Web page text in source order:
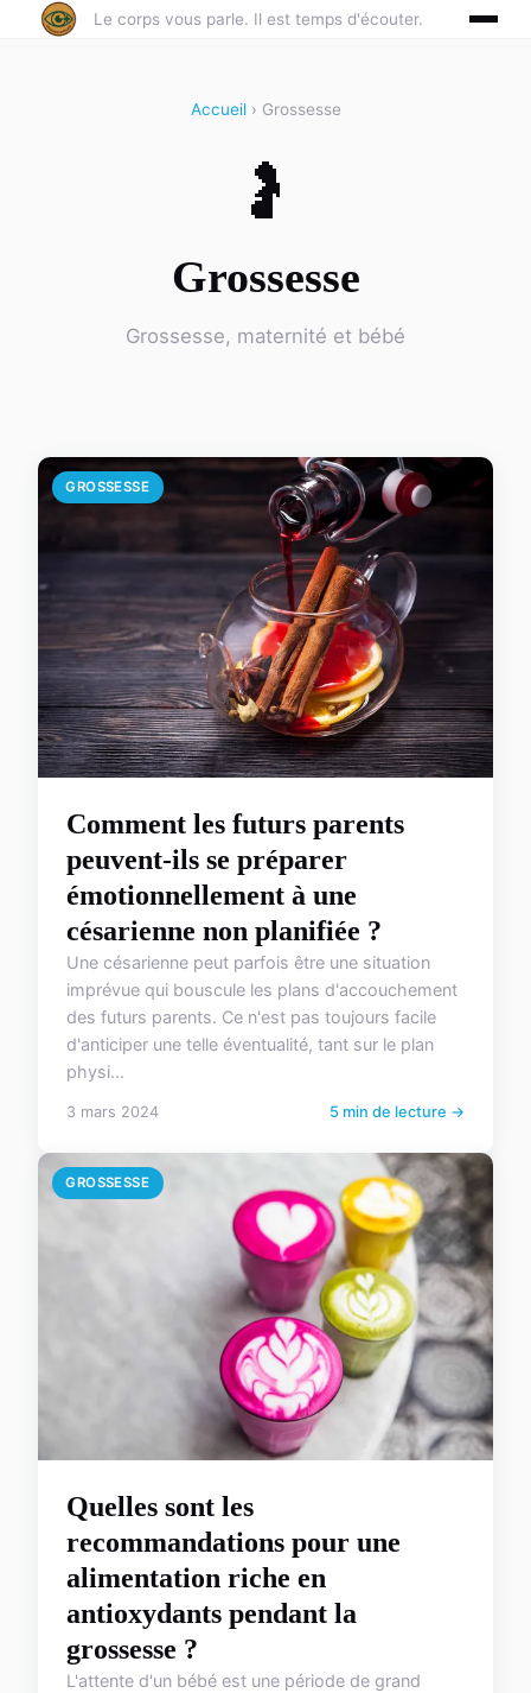
Le corps vous parle. Il est temps d'écouter.
Accueil› Grossesse
🤰
Grossesse
Grossesse, maternité et bébé
GROSSESSE
Comment les futurs parents
peuvent-ils se préparer
émotionnellement à une
césarienne non planifiée ?
Une césarienne peut parfois être une situation
imprévue qui bouscule les plans d'accouchement
des futurs parents. Ce n'est pas toujours facile
d'anticiper une telle éventualité, tant sur le plan
physi...
3 mars 2024 5 min de lecture →
GROSSESSE
Quelles sont les
recommandations pour une
alimentation riche en
antioxydants pendant la
grossesse ?
L'attente d'un bébé est une période de grand